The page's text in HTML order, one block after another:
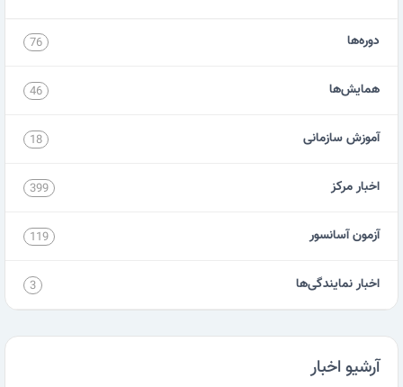
دوره‌ها 76
همایش‌ها 46
آموزش سازمانی 18
اخبار مرکز 399
آزمون آسانسور 119
اخبار نمایندگی‌ها 3
آرشیو اخبار